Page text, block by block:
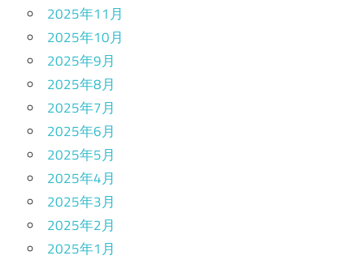
2025年11月
2025年10月
2025年9月
2025年8月
2025年7月
2025年6月
2025年5月
2025年4月
2025年3月
2025年2月
2025年1月